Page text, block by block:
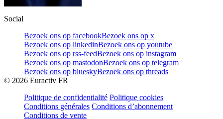
Social
Bezoek ons op facebookBezoek ons op x
Bezoek ons op linkedinBezoek ons op youtube
Bezoek ons op rss-feedBezoek ons op instagram
Bezoek ons op mastodonBezoek ons op telegram
Bezoek ons op blueskyBezoek ons op threads
© 2026 Euractiv FR
Politique de confidentialité Politique cookies
Conditions générales Conditions d’abonnement
Conditions de vente